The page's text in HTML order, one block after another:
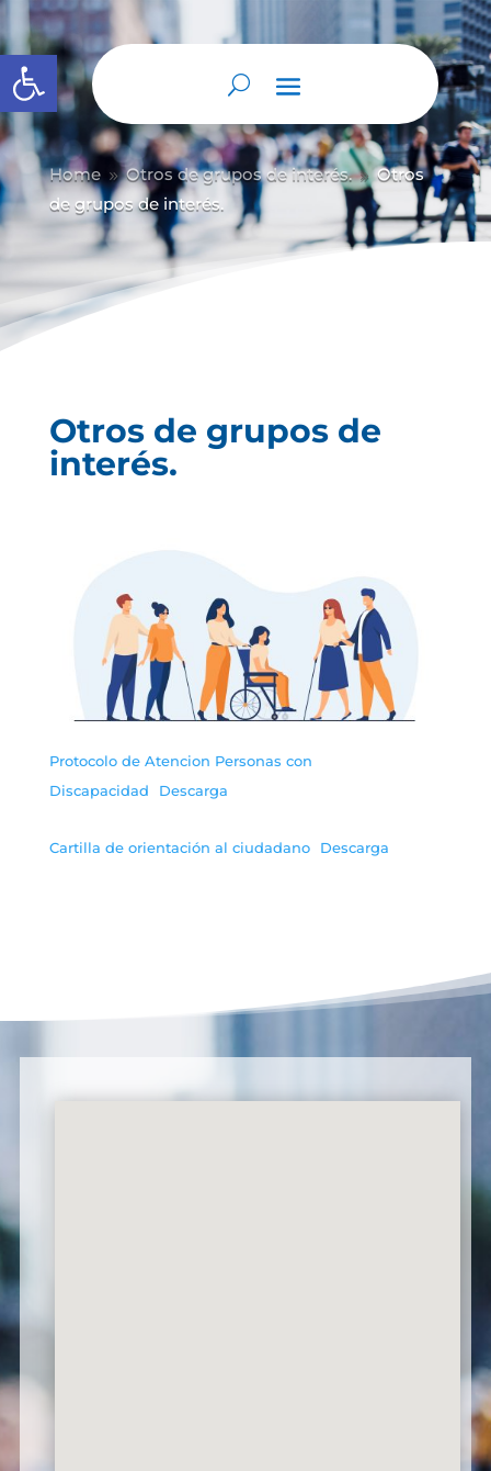
Abrir barra de herramientas
Home 9 Otros de grupos de interés. 9 Otros
de grupos de interés.
Otros de grupos de
interés.
Protocolo de Atencion Personas con
Discapacidad
Descarga
Cartilla de orientación al ciudadano Descarga